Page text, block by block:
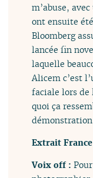
m’abuse,
ont ensuite
Bloomberg
lancée fin
laquelle
Alicem c’est
faciale lors de
quoi ça
démonstration
Extrait France
Voix off :